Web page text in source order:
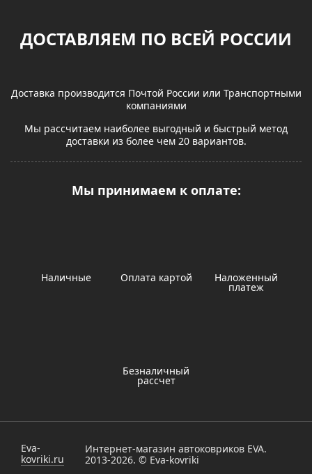
ДОСТАВЛЯЕМ ПО ВСЕЙ РОССИИ
Доставка производится Почтой России или Транспортными
компаниями
Мы рассчитаем наиболее выгодный и быстрый метод
доставки из более чем 20 вариантов.
Мы принимаем к оплате:
Наличные Оплата картой Наложенный
платеж
Безналичный
рассчет
Eva-
kovriki.ru
Интернет-магазин автоковриков EVA.
2013-2026. © Eva-kovriki